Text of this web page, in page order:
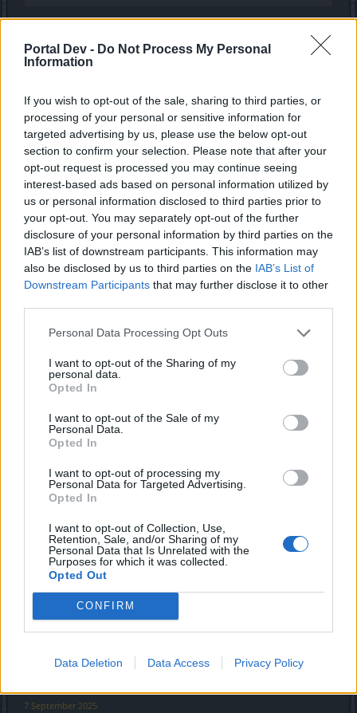
Portal Dev - Do Not Process My Personal
Information
If you wish to opt-out of the sale, sharing to third parties, or
processing of your personal or sensitive information for
targeted advertising by us, please use the below opt-out
section to confirm your selection. Please note that after your
opt-out request is processed you may continue seeing
interest-based ads based on personal information utilized by
us or personal information disclosed to third parties prior to
your opt-out. You may separately opt-out of the further
disclosure of your personal information by third parties on the
IAB’s list of downstream participants. This information may
also be disclosed by us to third parties on the IAB’s List of
Downstream Participants that may further disclose it to other
Personal Data Processing Opt Outs
I want to opt-out of the Sharing of my
personal data.
Opted In
I want to opt-out of the Sale of my
Personal Data.
Opted In
I want to opt-out of processing my
Personal Data for Targeted Advertising.
Opted In
I want to opt-out of Collection, Use,
Retention, Sale, and/or Sharing of my
Personal Data that Is Unrelated with the
Purposes for which it was collected.
Opted Out
CONFIRM
Data Deletion Data Access Privacy Policy
ich verstehe nicht warum du dir Zugänge kaufst. Dieser
In Thera den unteren zur Asche-Ebene Ausgang in einer
beliebigen Spielstufe nutzen. (natürlich kein Blutig)
kannst beim betreten Blutig auswählen. (einfacher geht es
doch nicht)
Wurde leider mit einen der letzten Hotfix
geändert. Jetzt läuft man einmal durch die Map (Asche-
Schwierigkeitsgrad noch immer auswählen.
7 September 2025